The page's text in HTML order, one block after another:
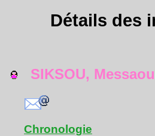
Détails des
SIKSOU,
Chronologie